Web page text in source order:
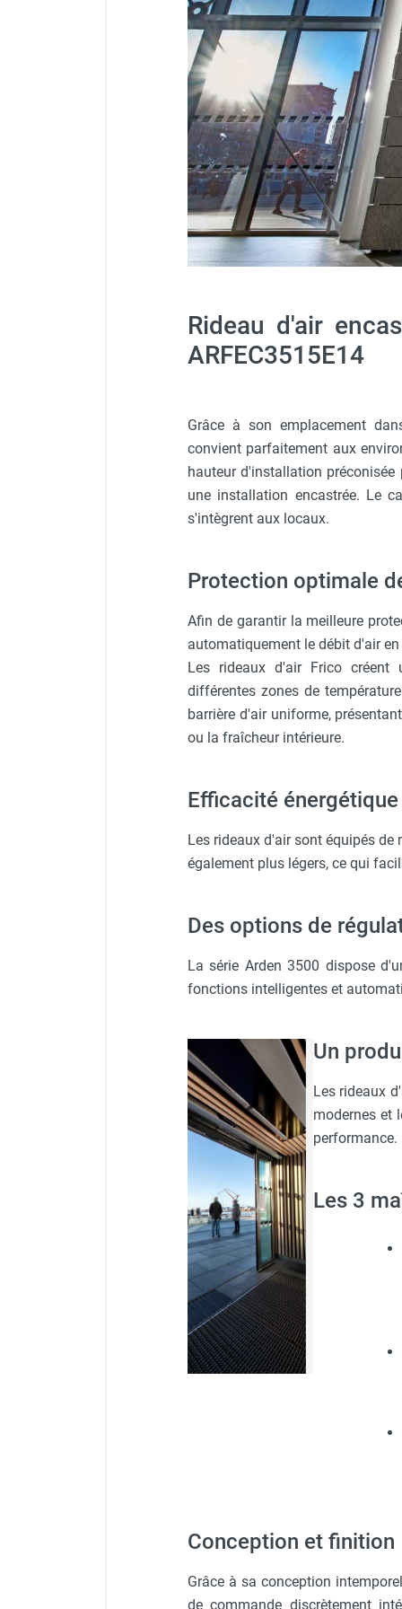
Chauffage FARM au gaz
Chauffage FARM au fioul
Chauffage d'atelier granulés / bois /
Chaudière fixe à eau
Aérotherme fixe mural
Aérotherme électrique
Aérotherme au gaz
Aérotherme à eau chaude ou froide
Aérotherme au fioul
Aérotherme pompe à chaleur
(détente directe)
Chauffage mobile électrique
Chauffage électrique soufflant
Chauffage haute température pour
Chauffage électrique infrarouge
Chauffage électrique par convection
Chauffage mobile au fioul et GNR
Chauffage fioul soufflant avec
cheminée et réservoir intégré
Chauffage fioul soufflant sans
Chauffage fioul
infrarouge/rayonnant
Chauffage mobile au gaz propane /
Chauffage mobile au gaz à
combustion directe
Chauffage mobile au gaz rayonnant
Chauffage mobile au bois
Gaine pour chauffage mobile
Chauffage FARM au gaz
Chauffage mobile au gaz rayonnant
Rideau d'air et rideau rayonnant
Rideau d'air chaud encastrable
Rideau d'air eau chaude
Rideau d'air chaud pour pompe à
Rideau d'air pour portes tournantes
Rideau d'air froid
Rideau isolant thermique
Parasol chauffant et radiant
infrarouge sur mât
Parasol chauffant à gaz
Parasol chauffant et radiant sur
Chauffe terrasse aux pellets
Chauffage infrarouge fixe mur et
Chauffage tube radiant et radiant
lumineux au gaz
Chauffage radiant tube suspendu
Couleur pour rideau 1,5 m -
Rideau d'air
ARFEC3515E14
Grâce à son emplacement
convient parfaitement aux
hauteur d'installation
une installation encastrée. Le
s'intègrent aux locaux.
Protection optimale
Afin de garantir la meilleure
automatiquement le débit d'air
Les rideaux d'air Frico créent
différentes zones de
barrière d'air uniforme,
ou la fraîcheur intérieure.
Efficacité
Les rideaux d'air sont équipés de
également plus légers, ce qui
Des options de
La série Arden 3500 dispose
fonctions intelligentes et
Un
Les rideaux
modernes et
performance.
Les 3
Conception et finition
Grâce à sa conception
de commande discrètement